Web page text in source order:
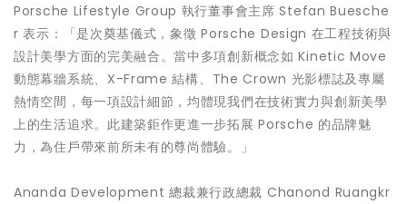
Porsche Lifestyle Group 執行董事會主席 Stefan Buesche
r 表示：「是次奠基儀式，象徵 Porsche Design 在工程技術與
設計美學方面的完美融合。當中多項創新概念如 Kinetic Move
動態幕牆系統、X-Frame 結構、The Crown 光影標誌及專屬
熱情空間，每一項設計細節，均體現我們在技術實力與創新美學
上的生活追求。此建築鉅作更進一步拓展 Porsche 的品牌魅
力，為住戶帶來前所未有的尊尚體驗。」
Ananda Development 總裁兼行政總裁 Chanond Ruangkr